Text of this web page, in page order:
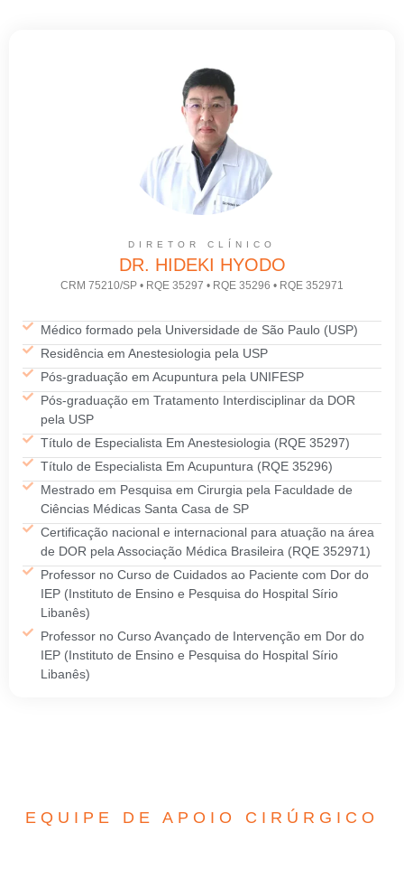
DIRETOR CLÍNICO
DR. HIDEKI HYODO
CRM 75210/SP • RQE 35297 • RQE 35296 • RQE 352971
Médico formado pela Universidade de São Paulo (USP)
Residência em Anestesiologia pela USP
Pós-graduação em Acupuntura pela UNIFESP
Pós-graduação em Tratamento Interdisciplinar da DOR
pela USP
Título de Especialista Em Anestesiologia (RQE 35297)
Título de Especialista Em Acupuntura (RQE 35296)
Mestrado em Pesquisa em Cirurgia pela Faculdade de
Ciências Médicas Santa Casa de SP
Certificação nacional e internacional para atuação na área
de DOR pela Associação Médica Brasileira (RQE 352971)
Professor no Curso de Cuidados ao Paciente com Dor do
IEP (Instituto de Ensino e Pesquisa do Hospital Sírio
Libanês)
Professor no Curso Avançado de Intervenção em Dor do
IEP (Instituto de Ensino e Pesquisa do Hospital Sírio
Libanês)
EQUIPE DE APOIO CIRÚRGICO